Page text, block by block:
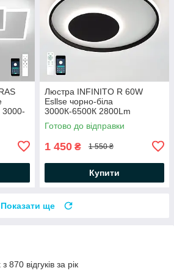
3000-
Люстра INFINITO R 60W
Esllse чорно-біла
3000К-6500К 2800Lm
світлодіодна керована з
пультом ДК Ø472x54мм
Готово до відправки
1 450 ₴ 1 550 ₴
Купити
Показати ще
870 відгуків за рік